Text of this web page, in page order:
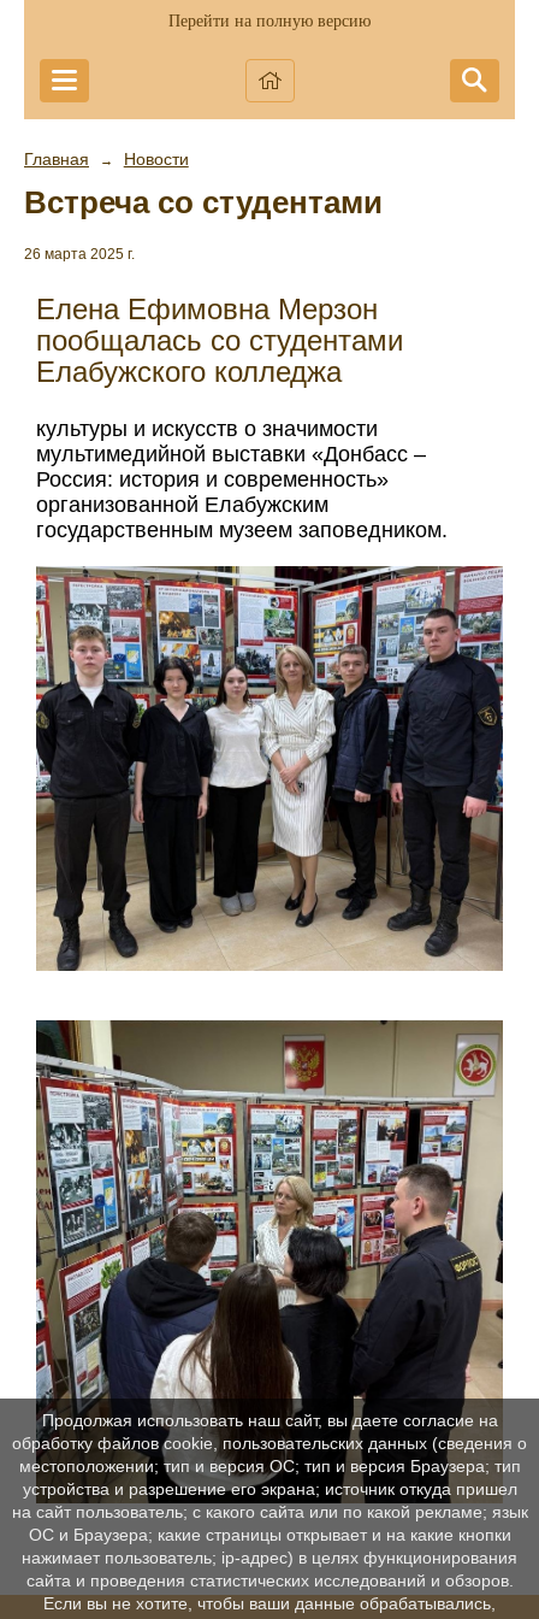
Перейти на полную версию
Главная → Новости
Встреча со студентами
26 марта 2025 г.
Елена Ефимовна Мерзон
пообщалась со студентами
Елабужского колледжа
культуры и искусств о значимости
мультимедийной выставки «Донбасс –
Россия: история и современность»
организованной Елабужским
государственным музеем заповедником.
Продолжая использовать наш сайт, вы даете согласие на
обработку файлов cookie, пользовательских данных (сведения о
местоположении; тип и версия ОС; тип и версия Браузера; тип
устройства и разрешение его экрана; источник откуда пришел
на сайт пользователь; с какого сайта или по какой рекламе; язык
ОС и Браузера; какие страницы открывает и на какие кнопки
нажимает пользователь; ip-адрес) в целях функционирования
сайта и проведения статистических исследований и обзоров.
Если вы не хотите, чтобы ваши данные обрабатывались,